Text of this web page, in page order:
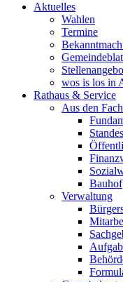
Aktuelles
Wahlen
Termine
wos is los in
Rathaus & Service
Aus den
Bauhof
Verwaltung